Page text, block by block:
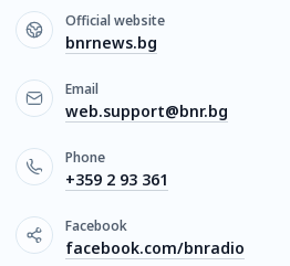
Official website
bnrnews.bg
Email
web.support@bnr.bg
Phone
+359 2 93 361
Facebook
facebook.com/bnradio